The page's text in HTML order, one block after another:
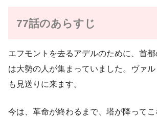
77話のあらすじ
エフモントを去るアデルのために、首
は大勢の人が集まっていました。ヴァ
も見送りに来ます。
今は、革命が終わるまで、塔が降って